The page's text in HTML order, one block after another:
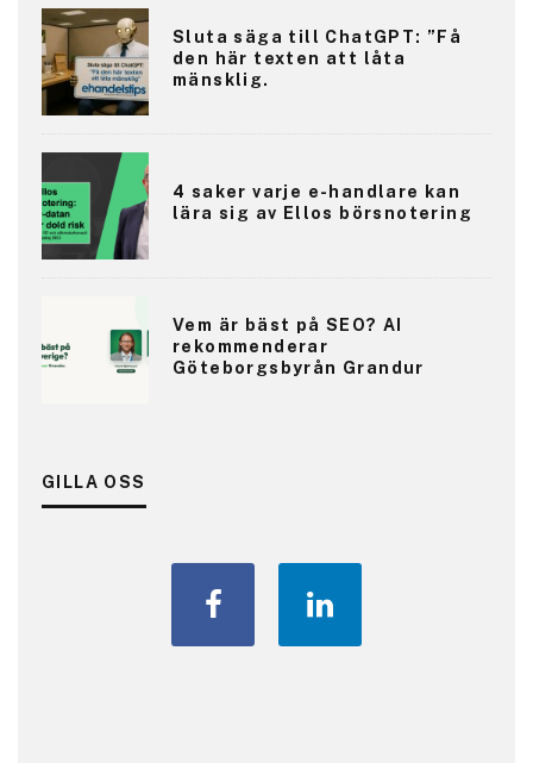
Sluta säga till ChatGPT: ”Få
den här texten att låta
mänsklig.
4 saker varje e-handlare kan
lära sig av Ellos börsnotering
Vem är bäst på SEO? AI
rekommenderar
Göteborgsbyrån Grandur
GILLA OSS